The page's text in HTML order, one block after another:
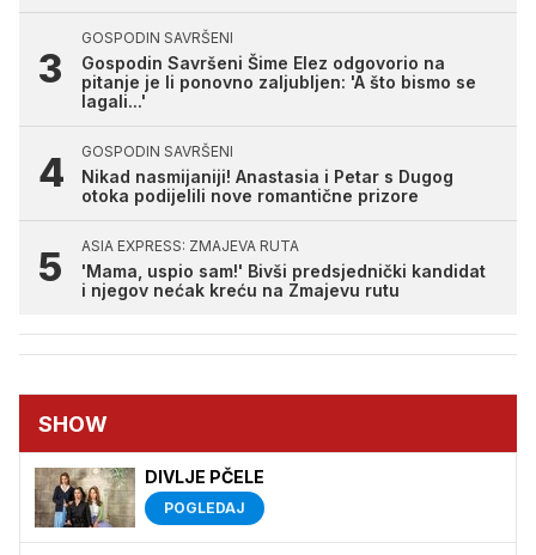
GOSPODIN SAVRŠENI
Gospodin Savršeni Šime Elez odgovorio na
pitanje je li ponovno zaljubljen: 'A što bismo se
lagali...'
GOSPODIN SAVRŠENI
Nikad nasmijaniji! Anastasia i Petar s Dugog
otoka podijelili nove romantične prizore
ASIA EXPRESS: ZMAJEVA RUTA
'Mama, uspio sam!' Bivši predsjednički kandidat
i njegov nećak kreću na Zmajevu rutu
SHOW
DIVLJE PČELE
POGLEDAJ